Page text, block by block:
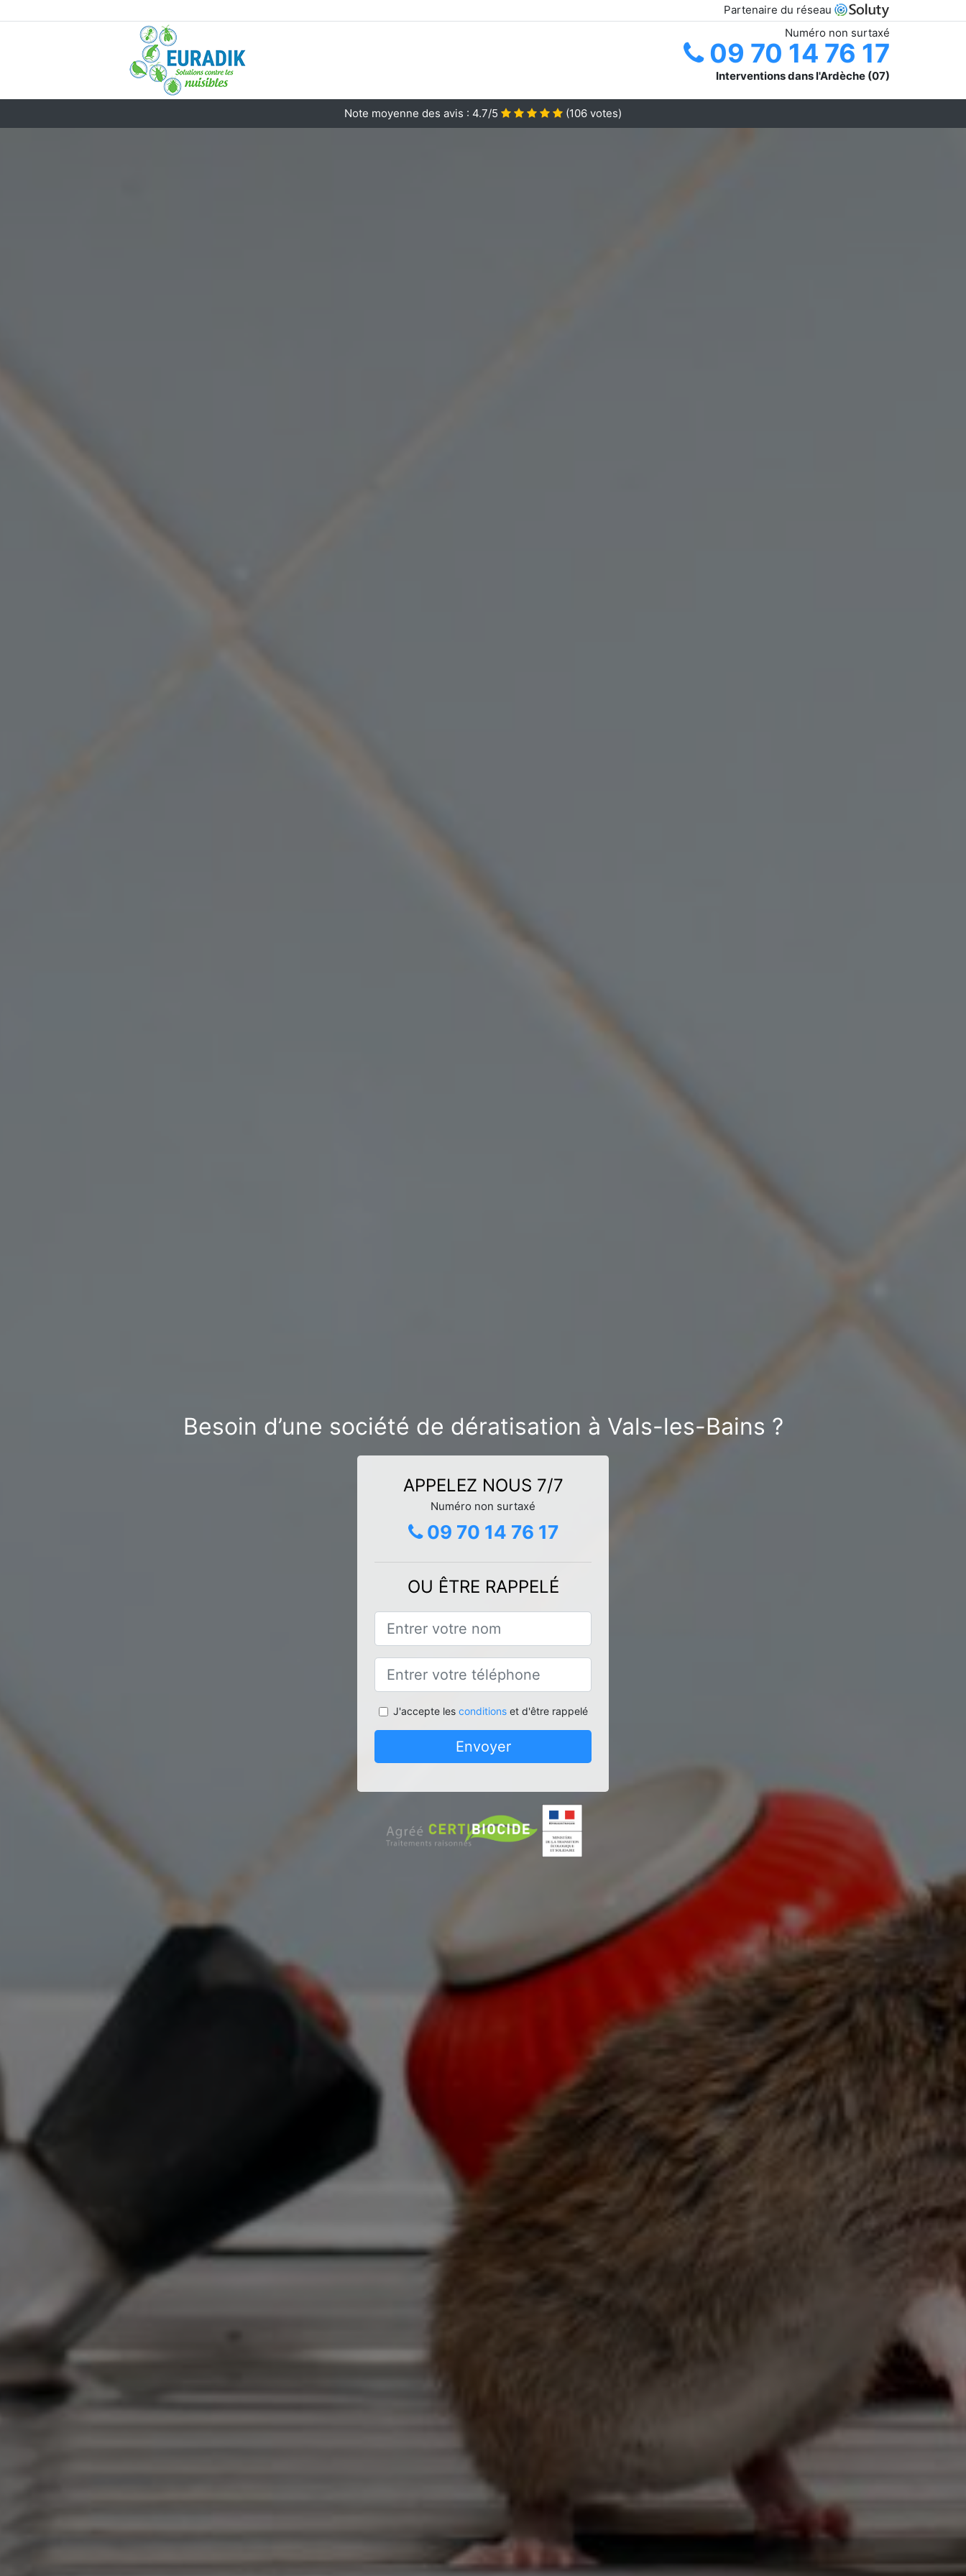
Partenaire du réseau
Numéro non surtaxé
09 70 14 76 17
Interventions dans l'Ardèche (07)
Note moyenne des avis : 4.7/5 (106 votes)
Besoin d’une société de dératisation à Vals-les-Bains ?
APPELEZ NOUS 7/7
Numéro non surtaxé
09 70 14 76 17
OU ÊTRE RAPPELÉ
J'accepte les conditionset d'être rappelé
Envoyer